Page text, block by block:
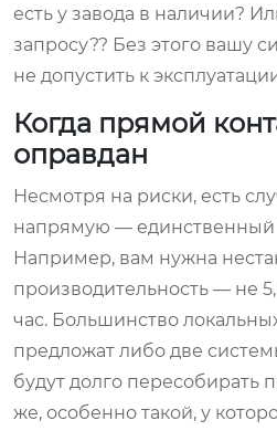
есть у завода в наличии?
запросу?? Без этого вашу
не допустить к
Когда прямой
оправдан
Несмотря на риски, есть
напрямую — единственный
Например, вам нужна
производительность — не 5,
час. Большинство
предложат либо две
будут долго пересобирать
же, особенно такой, у